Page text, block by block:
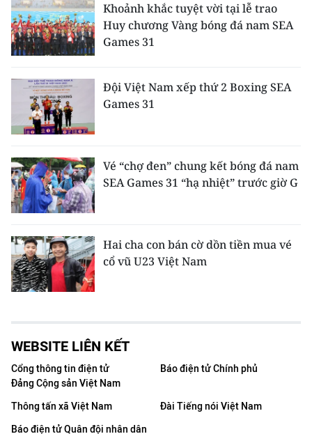
Khoảnh khắc tuyệt vời tại lễ trao
Huy chương Vàng bóng đá nam SEA
Games 31
Đội Việt Nam xếp thứ 2 Boxing SEA
Games 31
Vé “chợ đen” chung kết bóng đá nam
SEA Games 31 “hạ nhiệt” trước giờ G
Hai cha con bán cờ dồn tiền mua vé
cổ vũ U23 Việt Nam
WEBSITE LIÊN KẾT
Cổng thông tin điện tử
Đảng Cộng sản Việt Nam
Báo điện tử Chính phủ
Thông tấn xã Việt Nam
Đài Tiếng nói Việt Nam
Báo điện tử Quân đội nhân dân